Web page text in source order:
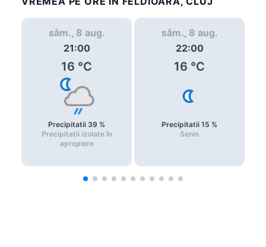
sâm., 8 aug.
21:00
16 °C
Precipitatii 39 %
Precipitații izolate în
apropiere
sâm., 8 aug.
22:00
16 °C
Precipitatii 15 %
Senin